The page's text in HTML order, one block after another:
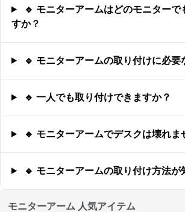
🔹 モニターアームはどのモニターで
すか？
🔹 モニターアームの取り付けに必要
🔹 一人でも取り付けできますか？
🔹 モニターアームでデスクは壊れま
🔹 モニターアームの取り付け方法が
モニターアーム 人気アイテム